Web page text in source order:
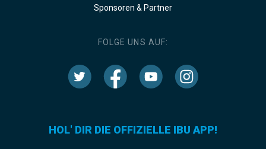
Sponsoren & Partner
FOLGE UNS AUF:
HOL' DIR DIE OFFIZIELLE IBU APP!